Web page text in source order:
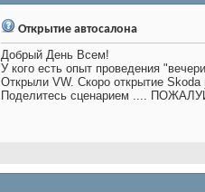
Открытие автосалона
Добрый День Всем!
У кого есть опыт проведения
Открыли VW. Скоро открытие Skoda
Поделитесь сценарием ....